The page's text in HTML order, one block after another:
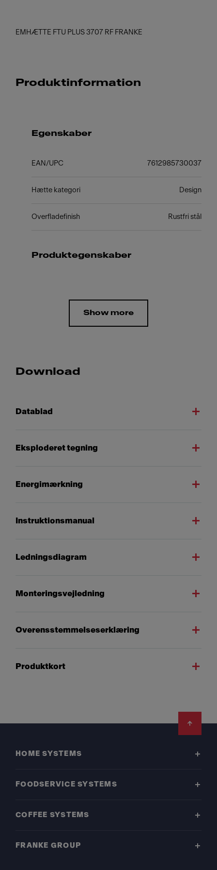
EMHÆTTE FTU PLUS 3707 RF FRANKE
Produktinformation
Egenskaber
EAN/UPC 7612985730037
Hætte kategori Design
Overfladefinish Rustfri stål
Produktegenskaber
Show more
Download
Datablad
Eksploderet tegning
Energimærkning
Instruktionsmanual
Ledningsdiagram
Monteringsvejledning
Overensstemmelseserklæring
Produktkort
HOME SYSTEMS
FOODSERVICE SYSTEMS
COFFEE SYSTEMS
FRANKE GROUP